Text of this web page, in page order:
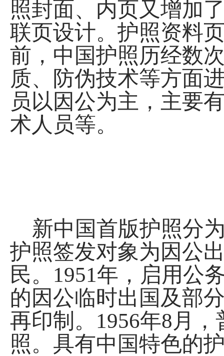
照封面、内页又增加
联页设计。护照资料
前，中国护照历经数
质、防伪技术等方面
员以因公为主，主要
术人员等。
新中国首版护照分
护照签发对象为因公
民。1951年，启用公
的因公临时出国及部
再印制。1956年8月
照。具有中国特色的